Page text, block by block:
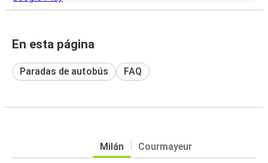
En esta página
Paradas de autobús FAQ
Milán Courmayeur